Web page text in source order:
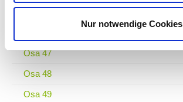
Nur notwendige Cookies
Osa 47
Osa 48
Osa 49